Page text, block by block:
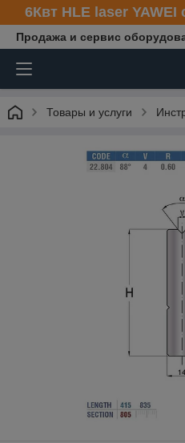
6Квт HLE laser
Продажа и сервис
Товары и услуги